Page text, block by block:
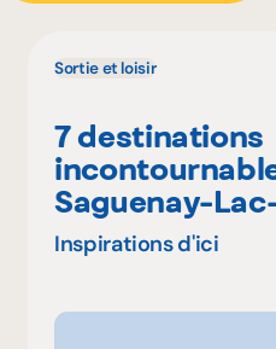
Sortie et loisir
7 destinations
Saguenay-
Inspirations d'ici